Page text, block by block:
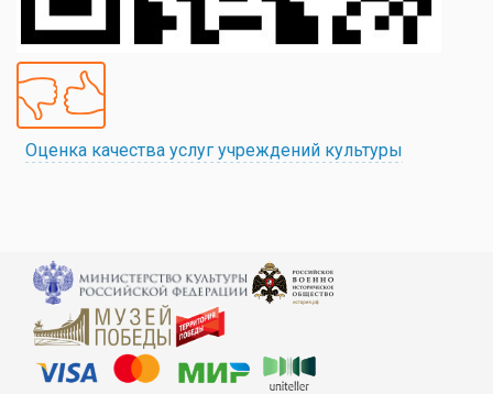
Оценка качества услуг учреждений культуры